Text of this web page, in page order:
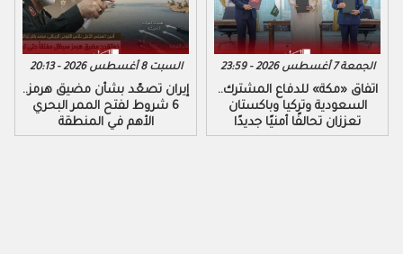
السبت 8 أغسطس 2026 - 20:13
إيران تصعّد بشأن مضيق هرمز..
6 شروط لفتح الممر البحري
الأهم في المنطقة
الجمعة 7 أغسطس 2026 - 23:59
اتفاق «مكة» للدفاع المشترك..
السعودية وتركيا وباكستان
تعززان تحالفًا أمنيًا جديدًا